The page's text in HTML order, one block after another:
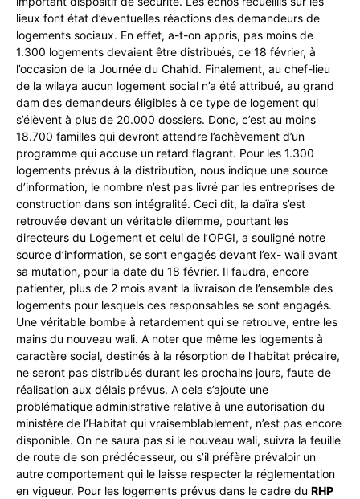
lieux font état d’éventuelles réactions des demandeurs de
logements sociaux. En effet, a-t-on appris, pas moins de
1.300 logements devaient être distribués, ce 18 février, à
l’occasion de la Journée du Chahid. Finalement, au chef-lieu
de la wilaya aucun logement social n’a été attribué, au grand
dam des demandeurs éligibles à ce type de logement qui
s’élèvent à plus de 20.000 dossiers. Donc, c’est au moins
18.700 familles qui devront attendre l’achèvement d’un
programme qui accuse un retard flagrant. Pour les 1.300
logements prévus à la distribution, nous indique une source
d’information, le nombre n’est pas livré par les entreprises de
construction dans son intégralité. Ceci dit, la daïra s’est
retrouvée devant un véritable dilemme, pourtant les
directeurs du Logement et celui de l’OPGI, a souligné notre
source d’information, se sont engagés devant l’ex- wali avant
sa mutation, pour la date du 18 février. Il faudra, encore
patienter, plus de 2 mois avant la livraison de l’ensemble des
logements pour lesquels ces responsables se sont engagés.
Une véritable bombe à retardement qui se retrouve, entre les
mains du nouveau wali. A noter que même les logements à
caractère social, destinés à la résorption de l’habitat précaire,
ne seront pas distribués durant les prochains jours, faute de
réalisation aux délais prévus. A cela s’ajoute une
problématique administrative relative à une autorisation du
ministère de l’Habitat qui vraisemblablement, n’est pas encore
disponible. On ne saura pas si le nouveau wali, suivra la feuille
de route de son prédécesseur, ou s’il préfère prévaloir un
autre comportement qui le laisse respecter la réglementation
en vigueur. Pour les logements prévus dans le cadre du RHP